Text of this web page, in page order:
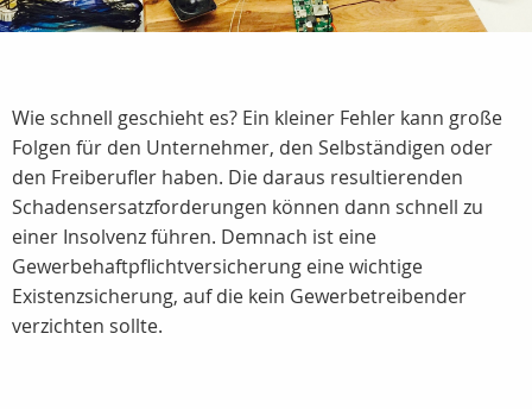
Wie schnell geschieht es? Ein kleiner Fehler kann große
Folgen für den Unternehmer, den Selbständigen oder
den Freiberufler haben. Die daraus resultierenden
Schadensersatzforderungen können dann schnell zu
einer Insolvenz führen. Demnach ist eine
Gewerbehaftpflichtversicherung eine wichtige
Existenzsicherung, auf die kein Gewerbetreibender
verzichten sollte.